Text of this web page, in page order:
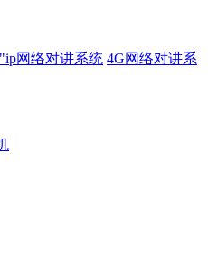
网络对讲系统 4G网络对讲系